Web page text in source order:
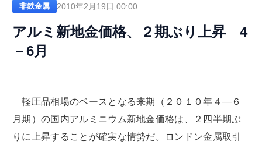
非鉄金属 2010年2月19日 00:00
アルミ新地金価格、２期ぶり上昇 4
－6月
軽圧品相場のベースとなる来期（２０１０年４―６
月期）の国内アルミニウム新地金価格は、２四半期ぶ
りに上昇することが確実な情勢だ。ロンドン金属取引